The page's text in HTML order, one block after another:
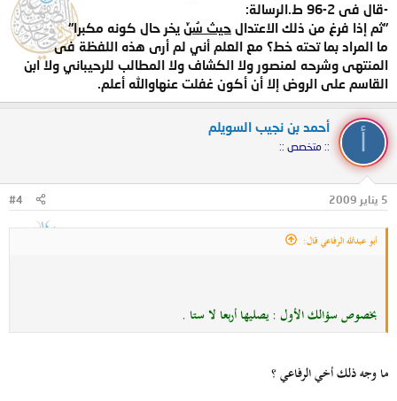
-قال فى 2-96 ط.الرسالة:
"ثم إذا فرغ من ذلك الاعتدال حيث سُنّ يخر حال كونه مكبرا"
ما المراد بما تحته خط؟ مع العلم أني لم أرى هذه اللفظة فى
المنتهى وشرحه لمنصور ولا الكشاف ولا المطالب للرحيباني ولا ابن
القاسم على الروض إلا أن أكون غفلت عنهاوالله أعلم.
أحمد بن نجيب السويلم
:: متخصص ::
5 يناير 2009 #4
أبو عبدالله الرفاعي قال:
بخصوص سؤالك الأول : يصليها أربعا لا ستا .
ما وجه ذلك أخي الرفاعي ؟